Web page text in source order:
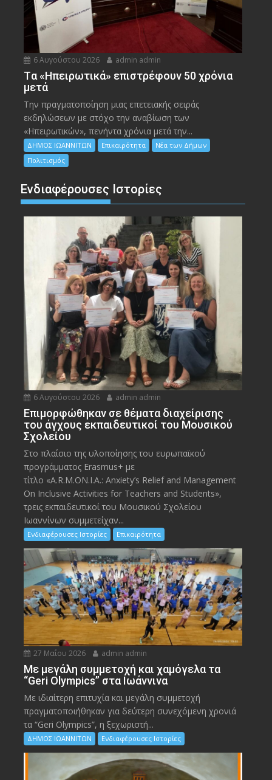
6 Αυγούστου 2026 admin admin
Tα «Ηπειρωτικά» επιστρέφουν 50 χρόνια
μετά
Την πραγματοποίηση μιας επετειακής σειράς
εκδηλώσεων με στόχο την αναβίωση των
«Ηπειρωτικών», πενήντα χρόνια μετά την...
ΔΗΜΟΣ ΙΩΑΝΝΙΤΩΝ Επικαιρότητα
Νέα των Δήμων
Πολιτισμός
Ενδιαφέρουσες Ιστορίες
6 Αυγούστου 2026 admin admin
Eπιμορφώθηκαν σε θέματα διαχείρισης
του άγχους εκπαιδευτικοί του Μουσικού
Σχολείου
Στο πλαίσιο της υλοποίησης του ευρωπαϊκού
προγράμματος Erasmus+ με
τίτλο «A.R.M.ON.I.A.: Anxiety’s Relief and Management
On Inclusive Activities for Teachers and Students»,
τρεις εκπαιδευτικοί του Μουσικού Σχολείου
Ιωαννίνων συμμετείχαν...
Ενδιαφέρουσες Ιστορίες Επικαιρότητα
27 Μαΐου 2026 admin admin
Με μεγάλη συμμετοχή και χαμόγελα τα
“Geri Olympics” στα Ιωάννινα
Με ιδιαίτερη επιτυχία και μεγάλη συμμετοχή
πραγματοποιήθηκαν για δεύτερη συνεχόμενη χρονιά
τα “Geri Olympics”, η ξεχωριστή...
ΔΗΜΟΣ ΙΩΑΝΝΙΤΩΝ Ενδιαφέρουσες Ιστορίες